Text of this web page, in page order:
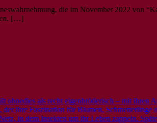
die im November 2022 von
[…]
als recht eigenbrötlerisch – mit ihren
ihre Faszination für Blumen, Schmetterlinge
in dem Insekten um ihr Leben zappeln.